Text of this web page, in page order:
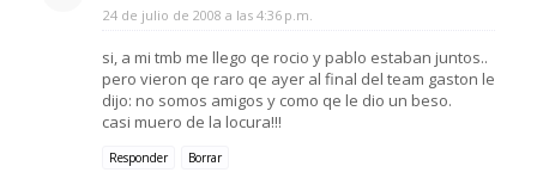
24 de julio de 2008 a las 4:36 p.m.
si, a mi tmb me llego qe rocio y pablo estaban juntos..
pero vieron qe raro qe ayer al final del team gaston le
dijo: no somos amigos y como qe le dio un beso.
casi muero de la locura!!!
Responder Borrar